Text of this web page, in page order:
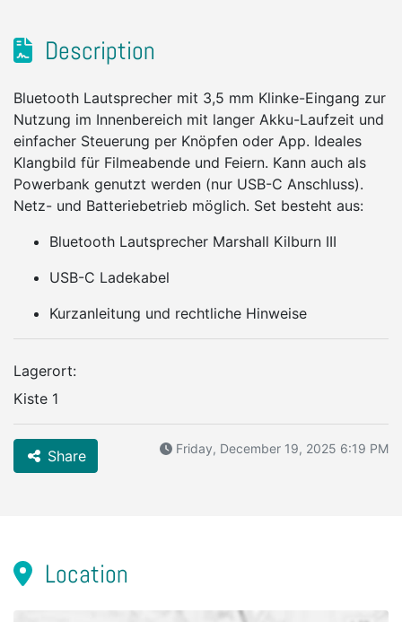
Description
Bluetooth Lautsprecher mit 3,5 mm Klinke-Eingang zur
Nutzung im Innenbereich mit langer Akku-Laufzeit und
einfacher Steuerung per Knöpfen oder App. Ideales
Klangbild für Filmeabende und Feiern. Kann auch als
Powerbank genutzt werden (nur USB-C Anschluss).
Netz- und Batteriebetrieb möglich. Set besteht aus:
Bluetooth Lautsprecher Marshall Kilburn III
USB-C Ladekabel
Kurzanleitung und rechtliche Hinweise
Lagerort:
Kiste 1
Share Friday, December 19, 2025 6:19 PM
Location